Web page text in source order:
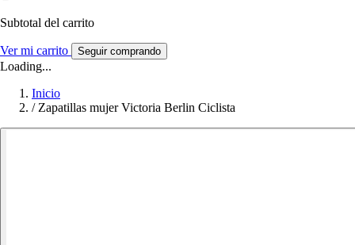
Subtotal del carrito
Ver mi carrito Seguir comprando
Loading...
Inicio
/ Zapatillas mujer Victoria Berlin Ciclista